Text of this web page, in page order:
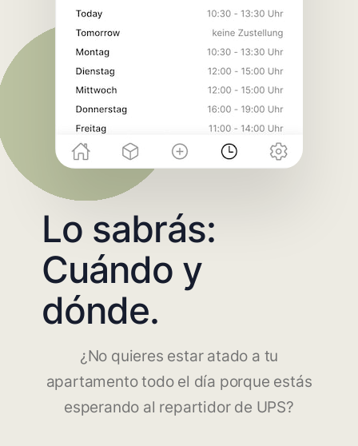
Lo sabrás:
Cuándo y
dónde.
¿No quieres estar atado a tu
apartamento todo el día porque estás
esperando al repartidor de UPS?